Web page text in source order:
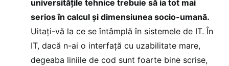
universitățile tehnice trebuie să ia tot mai
serios în calcul și dimensiunea socio-umană.
Uitați-vă la ce se întâmplă în sistemele de IT. În
IT, dacă n-ai o interfață cu uzabilitate mare,
degeaba liniile de cod sunt foarte bine scrise,